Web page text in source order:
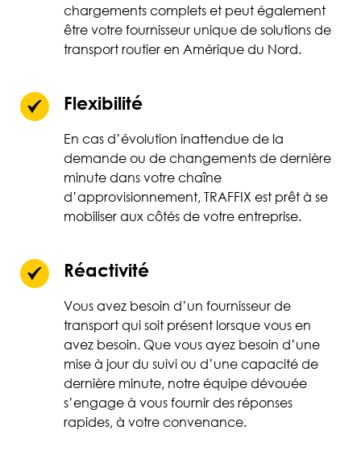
chargements complets et peut également
être votre fournisseur unique de solutions de
transport routier en Amérique du Nord.
Flexibilité
En cas d’évolution inattendue de la
demande ou de changements de dernière
minute dans votre chaîne
d’approvisionnement, TRAFFIX est prêt à se
mobiliser aux côtés de votre entreprise.
Réactivité
Vous avez besoin d’un fournisseur de
transport qui soit présent lorsque vous en
avez besoin. Que vous ayez besoin d’une
mise à jour du suivi ou d’une capacité de
dernière minute, notre équipe dévouée
s’engage à vous fournir des réponses
rapides, à votre convenance.